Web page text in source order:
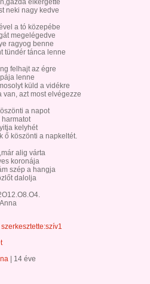
elkergette
neki nagy kedve
a tó közepébe
megelégedve
ragyog benne
tündér tánca lenne
felhajt az égre
lenne
küld a vidékre
van, azt most elvégezze
a napot
harmatot
kelyhét
ő köszönti a napkeltét.
alig várta
koronája
szép a hangja
dalolja
szerkesztette:szív1
14 éve